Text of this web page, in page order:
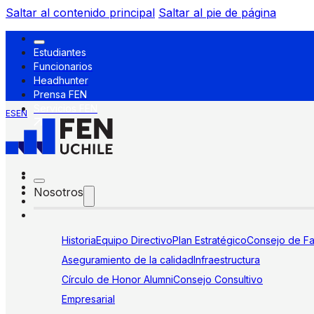
Saltar al contenido principal Saltar al pie de página
Estudiantes
Funcionarios
Headhunter
Prensa FEN
ESEN
Nosotros
HistoriaEquipo DirectivoPlan EstratégicoConsejo de
Aseguramiento de la calidadInfraestructura
Círculo de Honor AlumniConsejo Consultivo
Empresarial